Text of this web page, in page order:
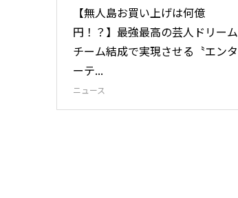
【無人島お買い上げは何億
円！？】最強最高の芸人ドリーム
チーム結成で実現させる〝エンタ
ーテ...
ニュース